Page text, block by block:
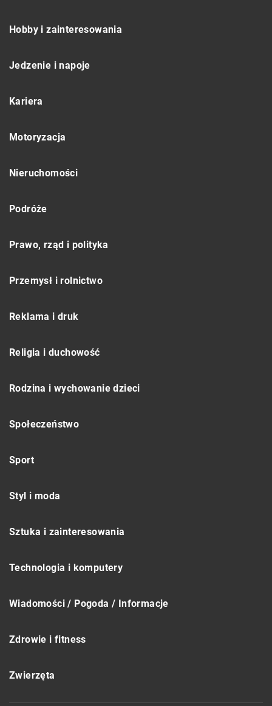
Hobby i zainteresowania
Jedzenie i napoje
Kariera
Motoryzacja
Nieruchomości
Podróże
Prawo, rząd i polityka
Przemysł i rolnictwo
Reklama i druk
Religia i duchowość
Rodzina i wychowanie dzieci
Społeczeństwo
Sport
Styl i moda
Sztuka i zainteresowania
Technologia i komputery
Wiadomości / Pogoda / Informacje
Zdrowie i fitness
Zwierzęta